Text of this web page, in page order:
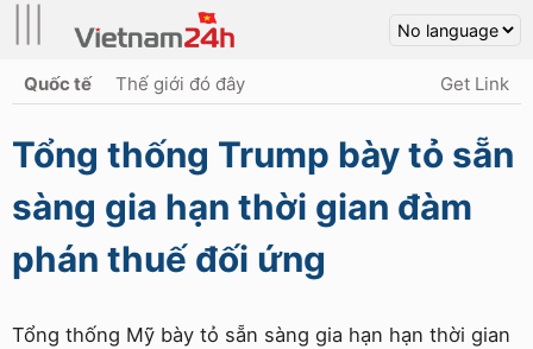
Quốc tế Thế giới đó đây Get Link
Tổng thống Trump bày tỏ sẵn
sàng gia hạn thời gian đàm
phán thuế đối ứng
Tổng thống Mỹ bày tỏ sẵn sàng gia hạn hạn thời gian